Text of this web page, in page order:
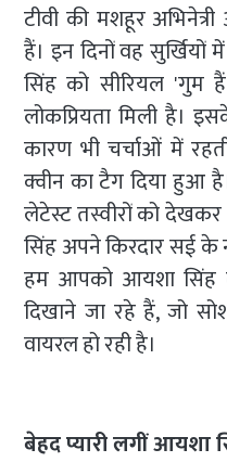
टीवी की मशहूर
हैं। इन दिनों वह
सिंह को सीरियल 'गुम
लोकप्रियता मिली है।
कारण भी चर्चाओं में
क्वीन का टैग दिया हुआ
लेटेस्ट तस्वीरों को
सिंह अपने किरदार सई के
हम आपको आयशा सिंह
दिखाने जा रहे हैं, जो
वायरल हो रही है।
बेहद प्यारी लगीं आयशा